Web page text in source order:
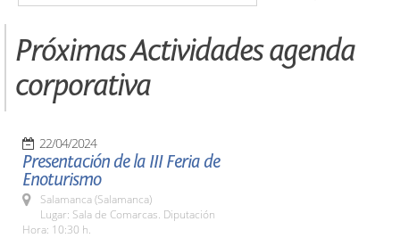
Próximas Actividades agenda
corporativa
22/04/2024
Presentación de la III Feria de
Enoturismo
Salamanca (Salamanca)
Lugar: Sala de Comarcas. Diputación
Hora: 10:30 h.